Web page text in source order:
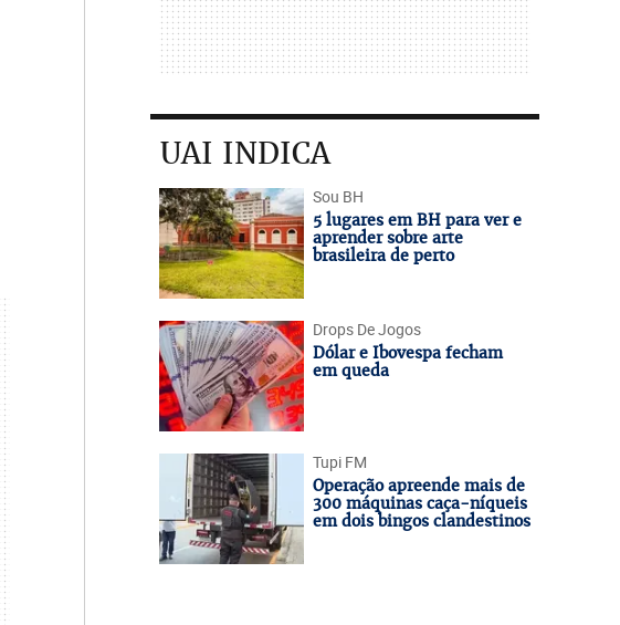
UAI INDICA
Sou BH
5 lugares em BH para ver e
aprender sobre arte
brasileira de perto
Drops De Jogos
Dólar e Ibovespa fecham
em queda
Tupi FM
Operação apreende mais de
300 máquinas caça-níqueis
em dois bingos clandestinos